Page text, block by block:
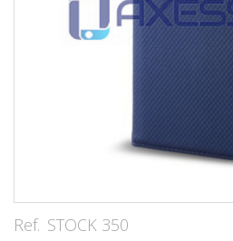
Ref. STOCK 350